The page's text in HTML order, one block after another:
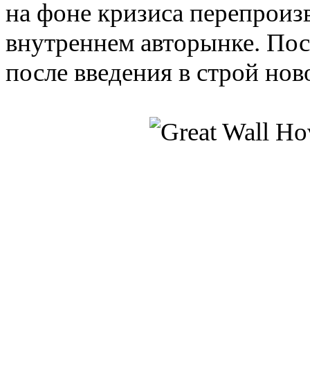
на фоне кризиса
внутреннем авторынке.
после введения в строй